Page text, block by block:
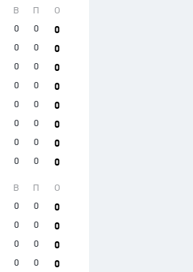
В П
О
0 0 0
0 0 0
0 0 0
0 0 0
0 0 0
0 0 0
0 0 0
0 0 0
В П
О
0 0 0
0 0 0
0 0 0
0 0 0